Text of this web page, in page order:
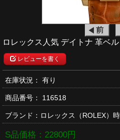
ロレックス人気 デイトナ 革ベ
レビューを書く
在庫状況： 有り
商品番号： 116518
ブランド： ロレックス （ROLEX）
S品価格： 22800円